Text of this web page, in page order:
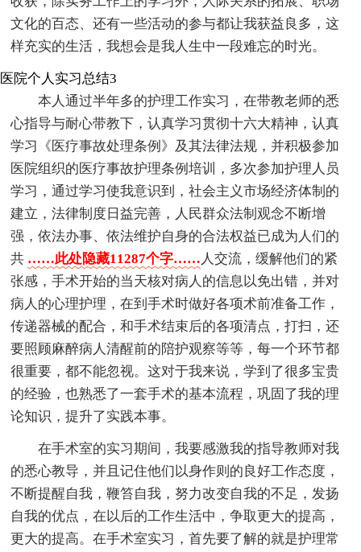
文化的百态、还有一些活动的参与都让我获益良多，这
样充实的生活，我想会是我人生中一段难忘的时光。
医院个人实习总结3
本人通过半年多的护理工作实习，在带教老师的悉
心指导与耐心带教下，认真学习贯彻十六大精神，认真
学习《医疗事故处理条例》及其法律法规，并积极参加
医院组织的医疗事故护理条例培训，多次参加护理人员
学习，通过学习使我意识到，社会主义市场经济体制的
建立，法律制度日益完善，人民群众法制观念不断增
强，依法办事、依法维护自身的合法权益已成为人们的
共 ……此处隐藏11287个字…… 人交流，缓解他们的紧
张感，手术开始的当天核对病人的信息以免出错，并对
病人的心理护理，在到手术时做好各项术前准备工作，
传递器械的配合，和手术结束后的各项清点，打扫，还
要照顾麻醉病人清醒前的陪护观察等等，每一个环节都
很重要，都不能忽视。这对于我来说，学到了很多宝贵
的经验，也熟悉了一套手术的基本流程，巩固了我的理
论知识，提升了实践本事。
在手术室的实习期间，我要感激我的指导教师对我
的悉心教导，并且记住他们以身作则的良好工作态度，
不断提醒自我，鞭笞自我，努力改变自我的不足，发扬
自我的优点，在以后的工作生活中，争取更大的提高，
更大的提高。在手术室实习，首先要了解的就是护理常